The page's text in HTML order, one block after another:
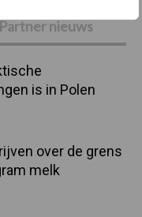
Partner nieuws
is in Polen
over de grens
melk